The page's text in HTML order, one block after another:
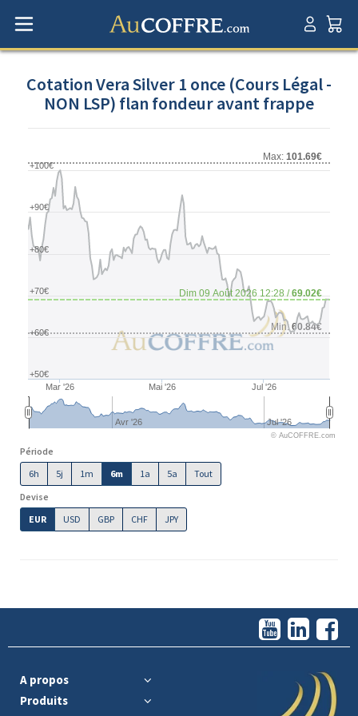
Cotation Vera Silver 1 once (Cours Légal -
NON LSP) flan fondeur avant frappe
Min:60.84€
Max: 101.69€
Dim 09 Août 2026 12:28 /69.02€
Mar '26 Mai '26 Jul '26
Avr '26 Jul '26
+50€
+60€
+70€
+80€
+90€
+100€
© AuCOFFRE.com
Période
6h
5j 1m 6m 1a 5a
Tout
Devise
EUR
USD GBP CHF JPY
A propos
Produits